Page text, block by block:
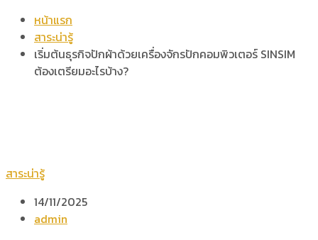
หน้าแรก
สาระน่ารู้
เริ่มต้นธุรกิจปักผ้าด้วยเครื่องจักรปักคอมพิวเตอร์ SINSIM
ต้องเตรียมอะไรบ้าง?
สาระน่ารู้
14/11/2025
admin